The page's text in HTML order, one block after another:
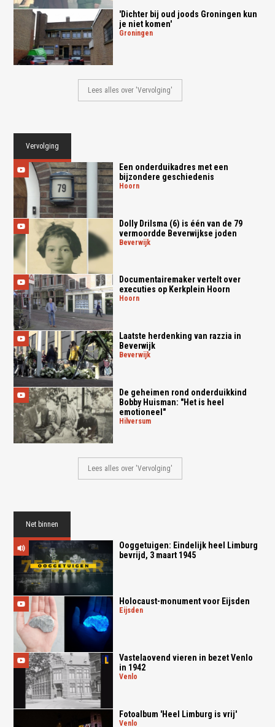
'Dichter bij oud joods Groningen kun
je niet komen'
groningen
Lees alles over 'Vervolging'
Vervolging
Een onderduikadres met een
bijzondere geschiedenis
hoorn
Dolly Drilsma (6) is één van de 79
vermoordde Beverwijkse joden
beverwijk
Documentairemaker vertelt over
executies op Kerkplein Hoorn
hoorn
Laatste herdenking van razzia in
Beverwijk
beverwijk
De geheimen rond onderduikkind
Bobby Huisman: "Het is heel
emotioneel"
hilversum
Lees alles over 'Vervolging'
Net binnen
Ooggetuigen: Eindelijk heel Limburg
bevrijd, 3 maart 1945
Holocaust-monument voor Eijsden
eijsden
Vastelaovend vieren in bezet Venlo
in 1942
venlo
Fotoalbum 'Heel Limburg is vrij'
venlo